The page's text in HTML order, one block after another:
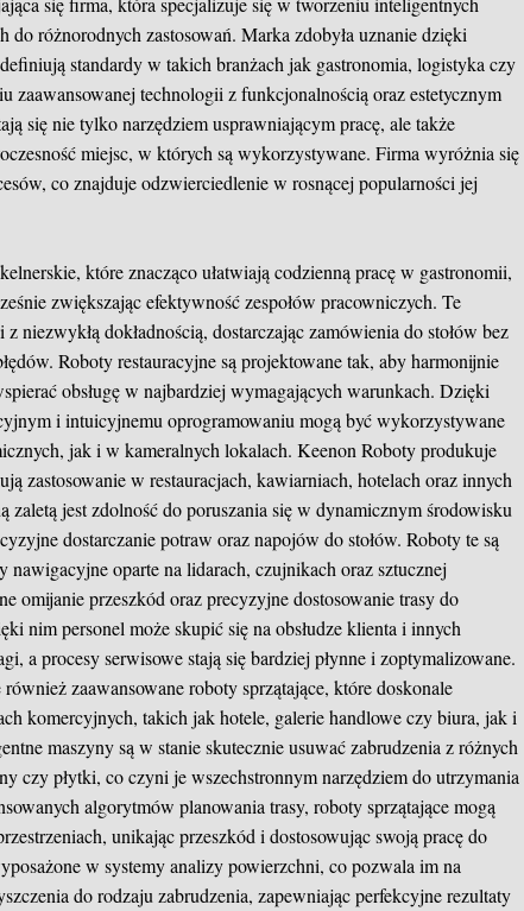
do różnorodnych zastosowań. Marka zdobyła uznanie dzięki
standardy w takich branżach jak gastronomia, logistyka czy
zaawansowanej technologii z funkcjonalnością oraz estetycznym
się nie tylko narzędziem usprawniającym pracę, ale także
miejsc, w których są wykorzystywane. Firma wyróżnia się
co znajduje odzwierciedlenie w rosnącej popularności jej
które znacząco ułatwiają codzienną pracę w gastronomii,
zwiększając efektywność zespołów pracowniczych. Te
niezwykłą dokładnością, dostarczając zamówienia do stołów bez
Roboty restauracyjne są projektowane tak, aby harmonijnie
obsługę w najbardziej wymagających warunkach. Dzięki
i intuicyjnemu oprogramowaniu mogą być wykorzystywane
jak i w kameralnych lokalach. Keenon Roboty produkuje
zastosowanie w restauracjach, kawiarniach, hotelach oraz innych
zaletą jest zdolność do poruszania się w dynamicznym środowisku
dostarczanie potraw oraz napojów do stołów. Roboty te są
nawigacyjne oparte na lidarach, czujnikach oraz sztucznej
omijanie przeszkód oraz precyzyjne dostosowanie trasy do
nim personel może skupić się na obsłudze klienta i innych
a procesy serwisowe stają się bardziej płynne i zoptymalizowane.
zaawansowane roboty sprzątające, które doskonale
komercyjnych, takich jak hotele, galerie handlowe czy biura, jak i
maszyny są w stanie skutecznie usuwać zabrudzenia z różnych
czy płytki, co czyni je wszechstronnym narzędziem do utrzymania
algorytmów planowania trasy, roboty sprzątające mogą
unikając przeszkód i dostosowując swoją pracę do
w systemy analizy powierzchni, co pozwala im na
do rodzaju zabrudzenia, zapewniając perfekcyjne rezultaty